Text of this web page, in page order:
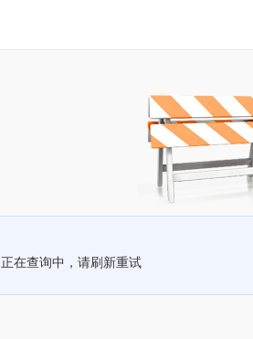
正在查询中，请刷新重试